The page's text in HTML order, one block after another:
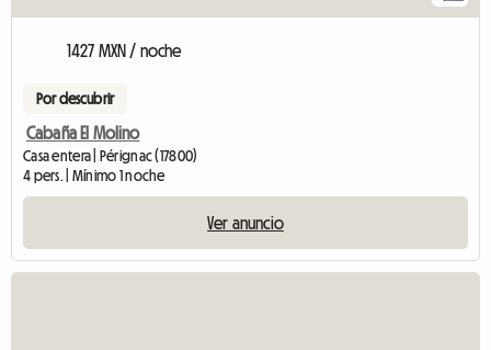
1427 MXN / noche
Por descubrir
Cabaña El Molino
Casa entera | Pérignac (17800)
4 pers. | Mínimo 1 noche
Ver anuncio